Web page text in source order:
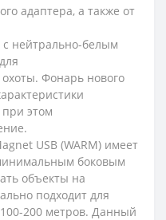
адаптера, а также от
нейтрально-белым
Фонарь нового
этом
USB (WARM) имеет
боковым
объекты на
подходит для
200 метров. Данный